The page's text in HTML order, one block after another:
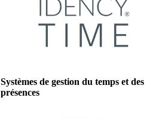
Systèmes de gestion du temps et des
présences